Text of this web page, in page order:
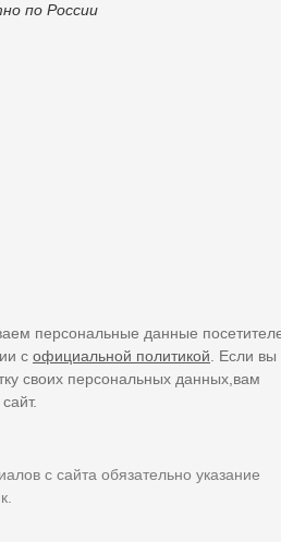
по России
персональные данные
с официальной политикой. Если вы
своих персональных данных,вам
с сайта обязательно указание